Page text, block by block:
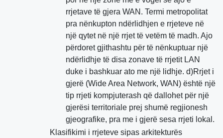
rrjetave të gjera WAN. Termi metropolitat
pra nënkupton ndërlidhjen e rrjeteve në
një qytet në një rrjet të vetëm të madh. Ajo
përdoret gjithashtu për të nënkuptuar një
ndërlidhje të disa zonave të rrjetit LAN
duke i bashkuar ato me një lidhje. d)Rrjet i
gjerë (Wide Area Network, WAN) është një
tip rrjeti kompjuterash që dallohet për një
gjerësi territoriale prej shumë regjionesh
gjeografike, pra me i gjerë sesa rrjeti lokal.
Klasifikimi i rrjeteve sipas arkitekturës